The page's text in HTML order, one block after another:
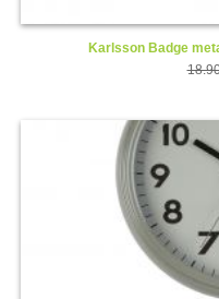
Karlsson Badge